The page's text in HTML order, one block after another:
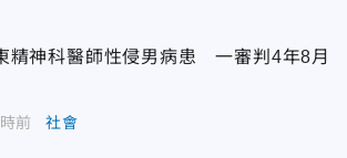
精神科醫師性侵男病患 一審判4年8月
前 社會